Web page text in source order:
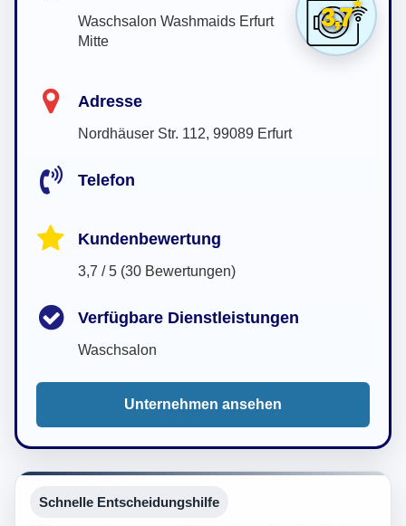
3,7
Waschsalon Washmaids Erfurt
Mitte
Adresse
Nordhäuser Str. 112, 99089 Erfurt
Telefon
Kundenbewertung
3,7 / 5 (30 Bewertungen)
Verfügbare Dienstleistungen
Waschsalon
Unternehmen ansehen
Schnelle Entscheidungshilfe